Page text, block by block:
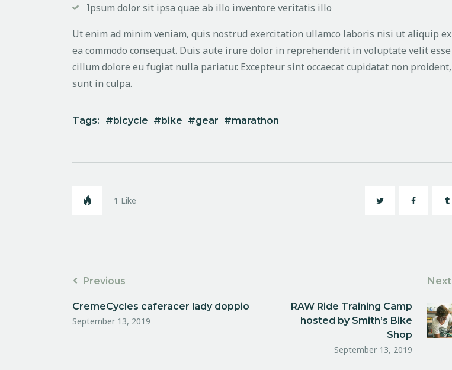
Ipsum dolor sit ipsa quae ab illo inventore veritatis illo
Ut enim ad minim veniam, quis nostrud exercitation ullamco laboris nisi ut aliquip ex
ea commodo consequat. Duis aute irure dolor in reprehenderit in voluptate velit esse
cillum dolore eu fugiat nulla pariatur. Excepteur sint occaecat cupidatat non proident,
sunt in culpa.
Tags: bicycle bike gear marathon
1 Like
Previous
CremeCycles caferacer lady doppio
September 13, 2019
Next
RAW Ride Training Camp
hosted by Smith’s Bike
Shop
September 13, 2019